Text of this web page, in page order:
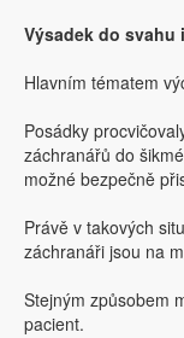
Výsadek do svahu
Hlavním tématem
Posádky
záchranářů do
možné bezpečně
Právě v takových
záchranáři jsou na
Stejným způsobem
pacient.